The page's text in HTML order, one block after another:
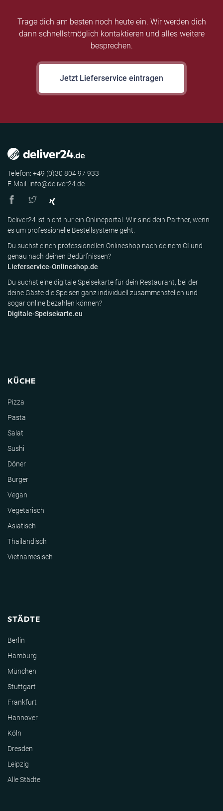
Trage dich am besten noch heute ein. Wir werden dich
dann schnellstmöglich kontaktieren und alles weitere
besprechen.
Jetzt Lieferservice eintragen
Telefon: +49 (0)30 804 97 933
E-Mail: info@deliver24.de
Deliver24 ist nicht nur ein Onlineportal. Wir sind dein Partner, wenn
es um professionelle Bestellsysteme geht.
Du suchst einen professionellen Onlineshop nach deinem CI und
genau nach deinen Bedürfnissen?
Lieferservice-Onlineshop.de
Du suchst eine digitale Speisekarte für dein Restaurant, bei der
deine Gäste die Speisen ganz individuell zusammenstellen und
sogar online bezahlen können?
Digitale-Speisekarte.eu
KÜCHE
Pizza
Pasta
Salat
Sushi
Döner
Burger
Vegan
Vegetarisch
Asiatisch
Thailändisch
Vietnamesisch
STÄDTE
Berlin
Hamburg
München
Stuttgart
Frankfurt
Hannover
Köln
Dresden
Leipzig
Alle Städte